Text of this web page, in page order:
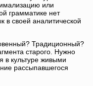
или
грамматике нет
в своей аналитической
Традиционный?
старого. Нужно
в культуре живыми
рассыпавшегося